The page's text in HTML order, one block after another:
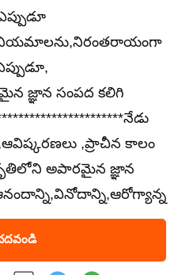
నియమాలను,నిరంతరాయంగా
జ్ఞాన సంపద కలిగి
,ప్రాచీన కాలం
అపారమైన జ్ఞాన